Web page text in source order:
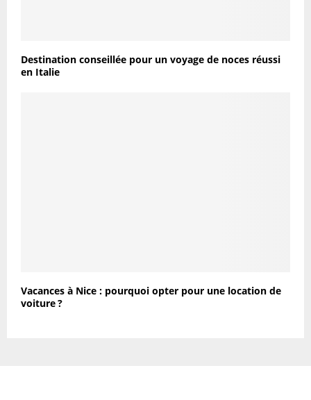
Destination conseillée pour un voyage de noces réussi
en Italie
Vacances à Nice : pourquoi opter pour une location de
voiture ?